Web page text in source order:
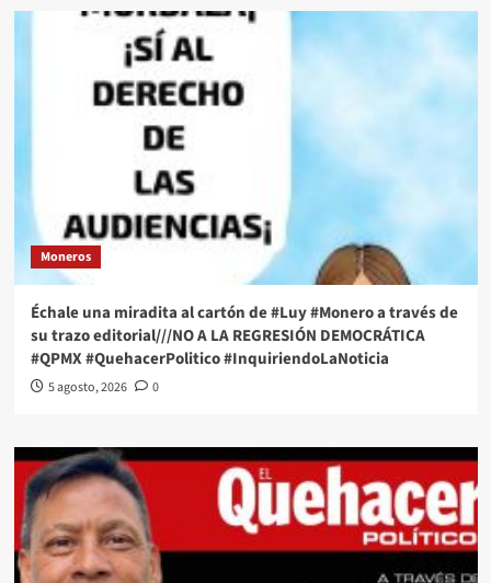
Moneros
Échale una miradita al cartón de #Luy #Monero a través de
su trazo editorial///NO A LA REGRESIÓN DEMOCRÁTICA
#QPMX #QuehacerPolitico #InquiriendoLaNoticia
5 agosto, 2026 0